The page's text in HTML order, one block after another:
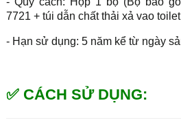
7721 + túi dẫn chất thải xả vao
- Hạn sử dụng: 5 năm kể từ ngày
✅ CÁCH SỬ DỤNG: